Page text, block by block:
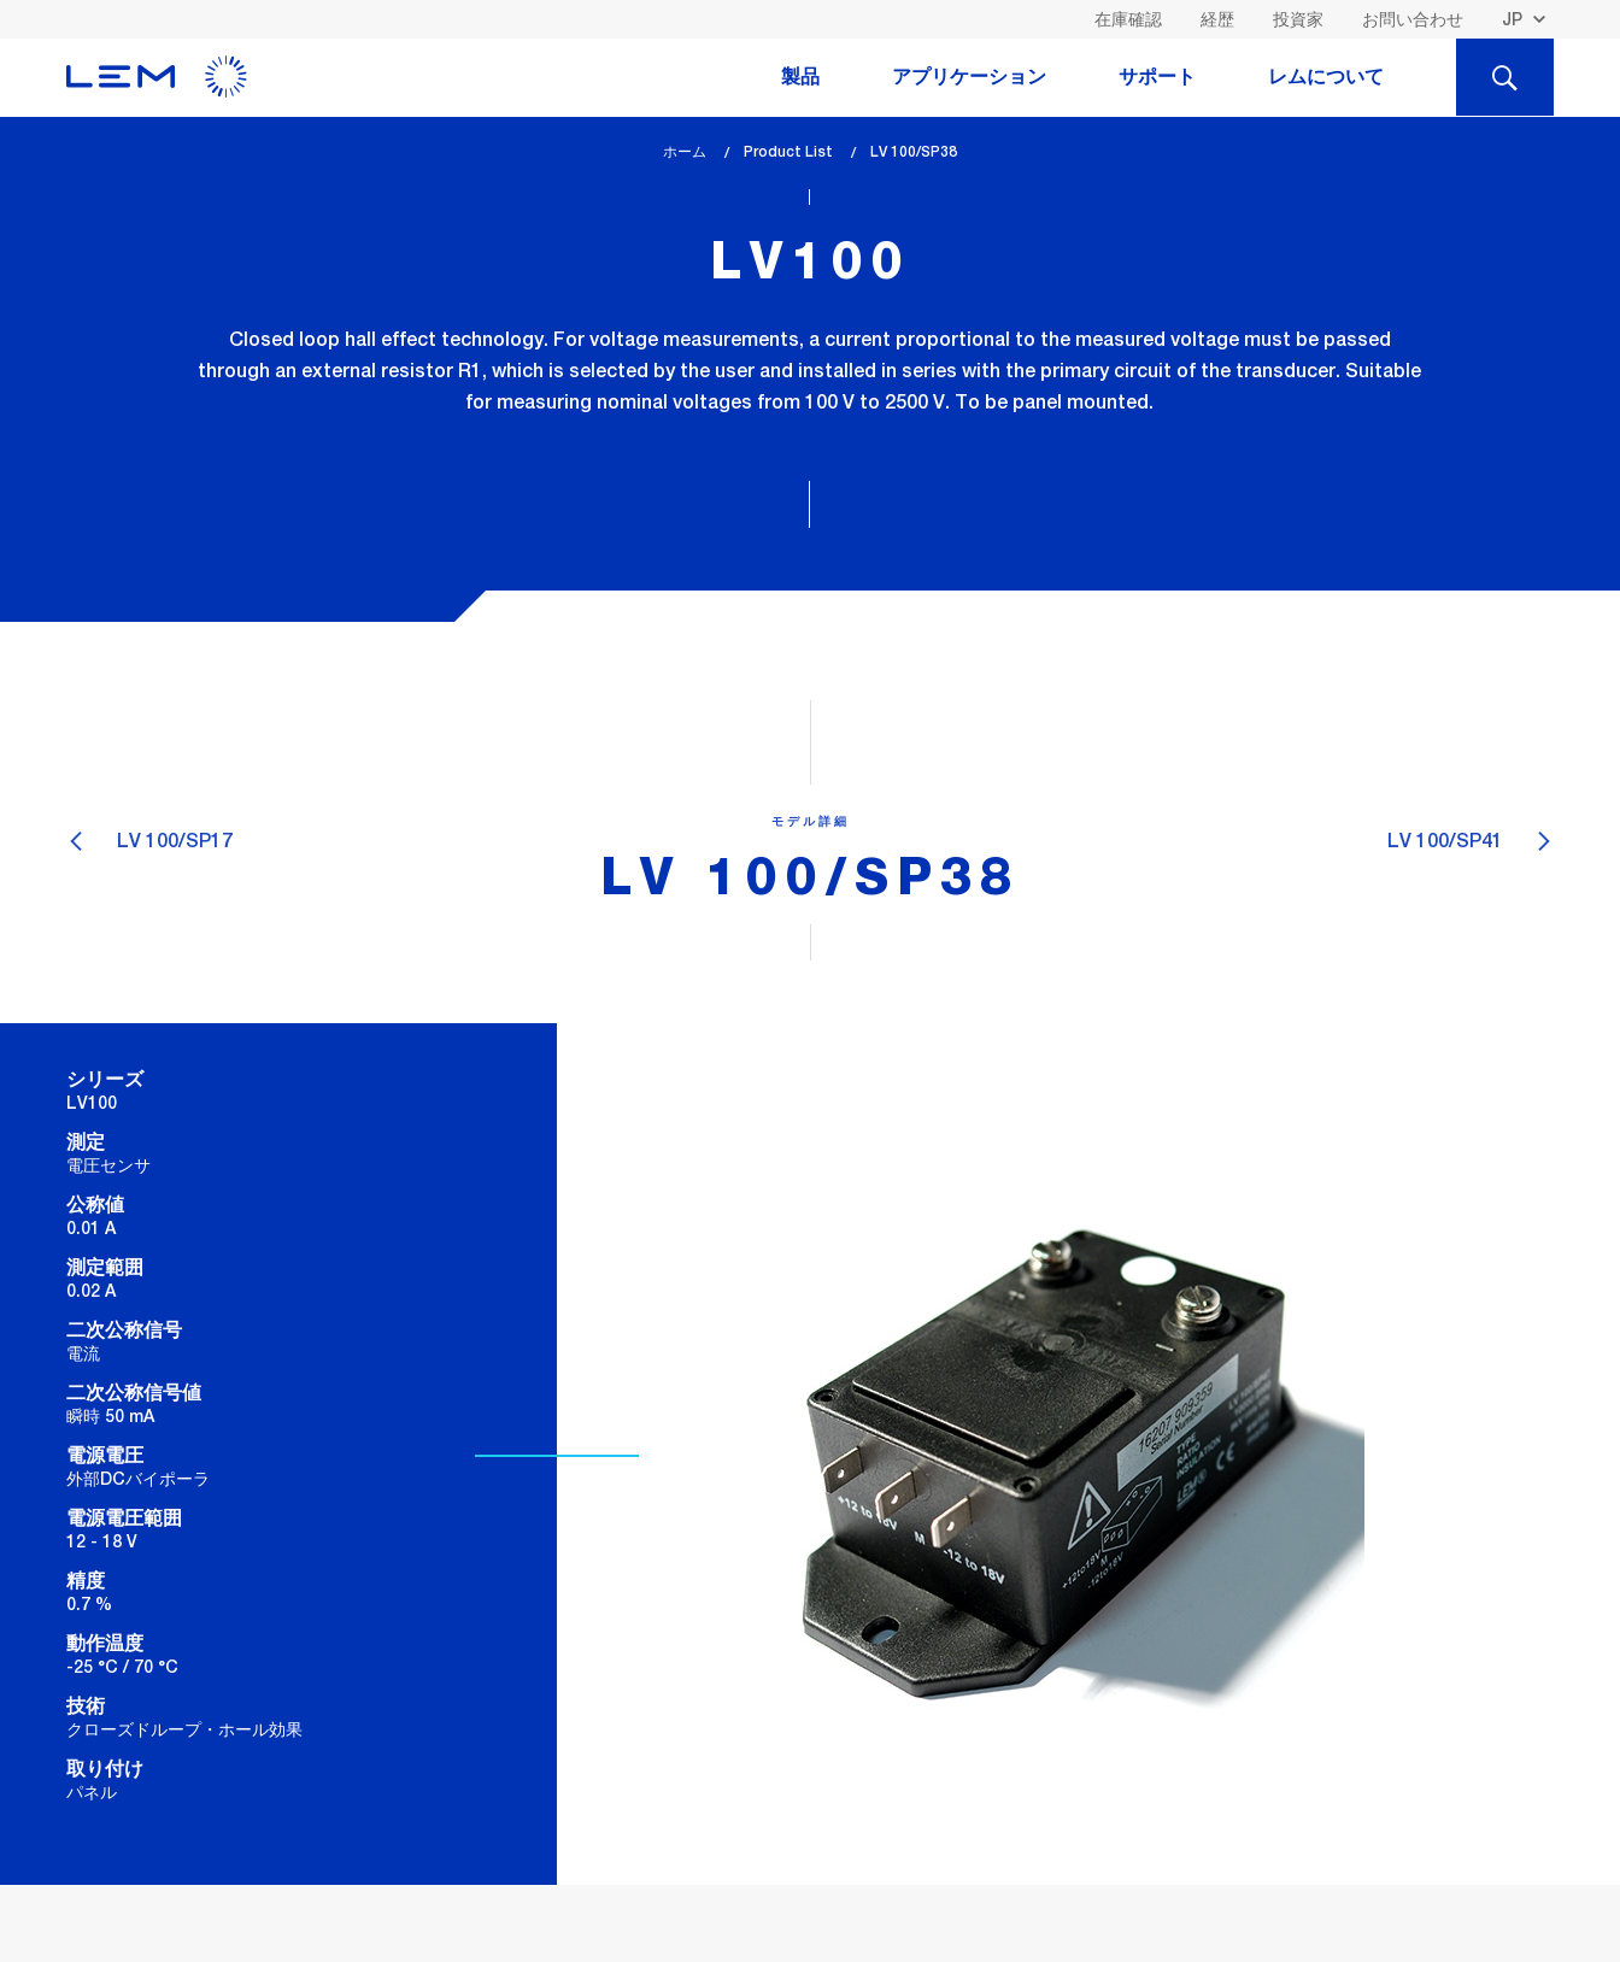
在庫確認 経歴 投資家 お問い合わせ
製品 アプリケーション サポート レムについて
検
ホーム Product List
lem_current_page
LV 100/SP38
LV100
Closed loop hall effect technology. For voltage measurements, a current proportional to the measured voltage must be passed
through an external resistor R1, which is selected by the user and installed in series with the primary circuit of the transducer. Suitable
for measuring nominal voltages from 100 V to 2500 V. To be panel mounted.
LV 100/SP17 LV 100/SP41
モデル詳細
LV 100/SP38
シリーズ
LV100
測定
電圧センサ
公称値
0.01 A
測定範囲
0.02 A
二次公称信号
電流
二次公称信号値
瞬時 50 mA
電源電圧
外部DCバイポーラ
電源電圧範囲
12 - 18 V
精度
0.7 %
動作温度
-25 °C / 70 °C
技術
クローズドループ・ホール効果
取り付け
パネル